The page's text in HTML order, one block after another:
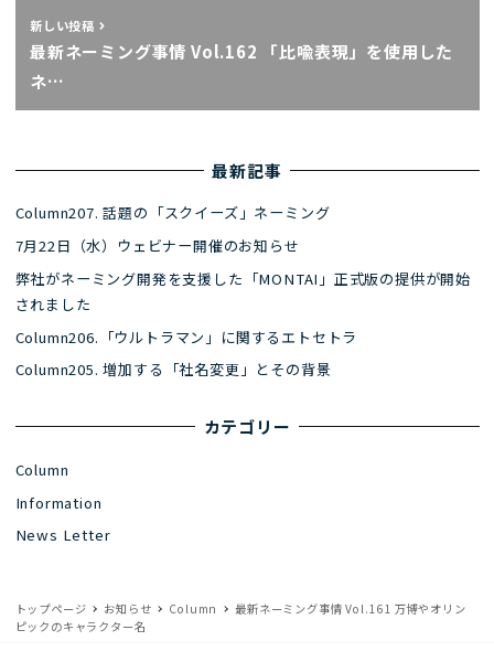
新しい投稿
最新ネーミング事情 Vol.162 「比喩表現」を使用した
ネ…
最新記事
Column207. 話題の「スクイーズ」ネーミング
7月22日（水）ウェビナー開催のお知らせ
弊社がネーミング開発を支援した「MONTAI」正式版の提供が開始
されました
Column206.「ウルトラマン」に関するエトセトラ
Column205. 増加する「社名変更」とその背景
カテゴリー
Column
Information
News Letter
トップページ お知らせ Column
最新ネーミング事情 Vol.161 万博やオリン
ピックのキャラクター名